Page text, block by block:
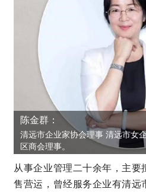
陈金群：
清远市企业家协会理事 清远市女
区商会理事。
从事企业管理二十余年，主要
售营运，曾经服务企业有清远